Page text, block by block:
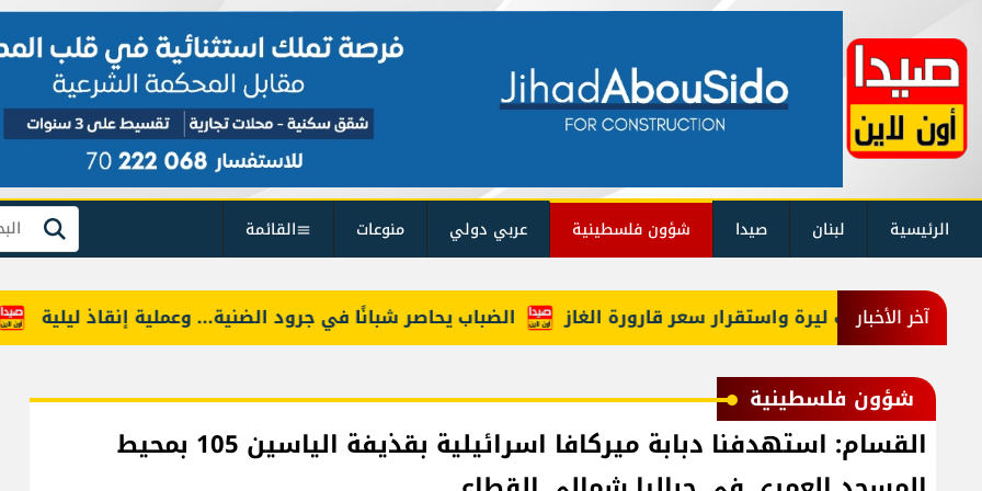
الرئيسية لبنان صيدا شؤون فلسطينية عربي دولي منوعات القائمة بحث
آخر الأخبار الضباب يحاصر شبانًا في جرود الضنية... وعملية إنقاذ ليلية
شؤون فلسطينية
القسام: استهدفنا دبابة ميركافا اسرائيلية بقذيفة الياسين 105 بمحيط